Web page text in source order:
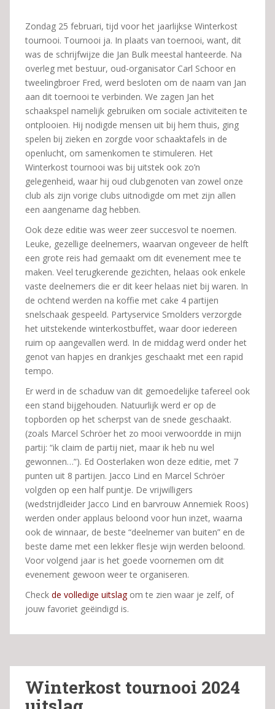
Zondag 25 februari, tijd voor het jaarlijkse Winterkost
tournooi. Tournooi ja. In plaats van toernooi, want, dit
was de schrijfwijze die Jan Bulk meestal hanteerde. Na
overleg met bestuur, oud-organisator Carl Schoor en
tweelingbroer Fred, werd besloten om de naam van Jan
aan dit toernooi te verbinden. We zagen Jan het
schaakspel namelijk gebruiken om sociale activiteiten te
ontplooien. Hij nodigde mensen uit bij hem thuis, ging
spelen bij zieken en zorgde voor schaaktafels in de
openlucht, om samenkomen te stimuleren. Het
Winterkost tournooi was bij uitstek ook zo’n
gelegenheid, waar hij oud clubgenoten van zowel onze
club als zijn vorige clubs uitnodigde om met zijn allen
een aangename dag hebben.
Ook deze editie was weer zeer succesvol te noemen.
Leuke, gezellige deelnemers, waarvan ongeveer de helft
een grote reis had gemaakt om dit evenement mee te
maken. Veel terugkerende gezichten, helaas ook enkele
vaste deelnemers die er dit keer helaas niet bij waren. In
de ochtend werden na koffie met cake 4 partijen
snelschaak gespeeld. Partyservice Smolders verzorgde
het uitstekende winterkostbuffet, waar door iedereen
ruim op aangevallen werd. In de middag werd onder het
genot van hapjes en drankjes geschaakt met een rapid
tempo.
Er werd in de schaduw van dit gemoedelijke tafereel ook
een stand bijgehouden. Natuurlijk werd er op de
topborden op het scherpst van de snede geschaakt.
(zoals Marcel Schröer het zo mooi verwoordde in mijn
partij: “ik claim de partij niet, maar ik heb nu wel
gewonnen…”). Ed Oosterlaken won deze editie, met 7
punten uit 8 partijen. Jacco Lind en Marcel Schröer
volgden op een half puntje. De vrijwilligers
(wedstrijdleider Jacco Lind en barvrouw Annemiek Roos)
werden onder applaus beloond voor hun inzet, waarna
ook de winnaar, de beste “deelnemer van buiten” en de
beste dame met een lekker flesje wijn werden beloond.
Voor volgend jaar is het goede voornemen om dit
evenement gewoon weer te organiseren.
Check de volledige uitslagom te zien waar je zelf, of
jouw favoriet geëindigd is.
Winterkost tournooi 2024